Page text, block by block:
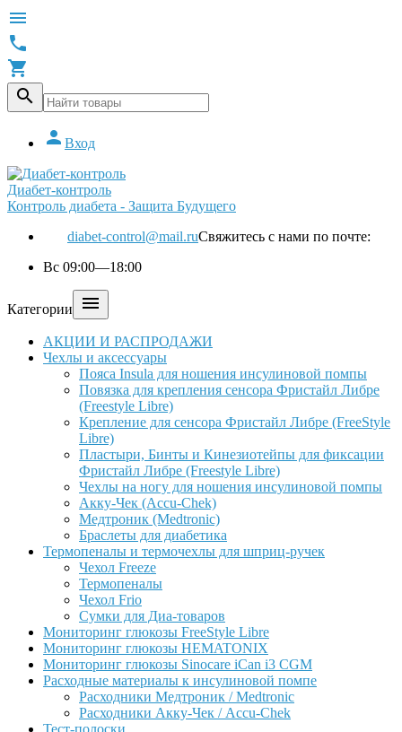




 Вход
Диабет-контроль
Контроль диабета - Защита Будущего
diabet-control@mail.ruСвяжитесь с нами по почте:
Вс 09:00—18:00
Категории 
АКЦИИ И РАСПРОДАЖИ
Чехлы и аксессуары
Пояса Insula для ношения инсулиновой помпы
Повязка для крепления сенсора Фристайл Либре
(Freestyle Libre)
Крепление для сенсора Фристайл Либре (FreeStyle
Libre)
Пластыри, Бинты и Кинезиотейпы для фиксации
Фристайл Либре (Freestyle Libre)
Чехлы на ногу для ношения инсулиновой помпы
Акку-Чек (Accu-Chek)
Медтроник (Medtronic)
Браслеты для диабетика
Термопеналы и термочехлы для шприц-ручек
Чехол Freeze
Термопеналы
Чехол Frio
Сумки для Диа-товаров
Мониторинг глюкозы FreeStyle Libre
Мониторинг глюкозы HEMATONIX
Мониторинг глюкозы Sinocare iCan i3 CGM
Расходные материалы к инсулиновой помпе
Расходники Медтроник / Medtronic
Расходники Акку-Чек / Accu-Chek
Тест-полоски